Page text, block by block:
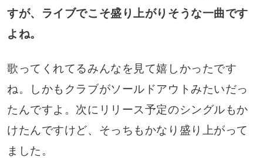
すが、ライブでこそ盛り上がりそうな一曲です
よね。
歌ってくれてるみんなを見て嬉しかったです
ね。しかもクラブがソールドアウトみたいだっ
たんですよ。次にリリース予定のシングルもか
けたんですけど、そっちもかなり盛り上がって
ました。